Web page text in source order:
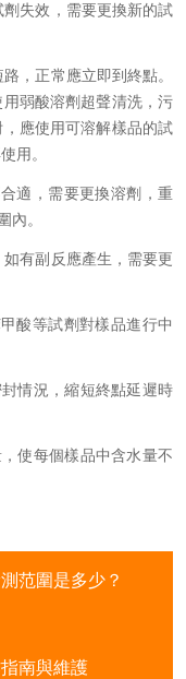
失效，需要更換新的試
，正常應立即到終點。
弱酸溶劑超聲清洗，污
應使用可溶解樣品的試
用。
適，需要更換溶劑，重
內。
有副反應產生，需要更
酸等試劑對樣品進行中
情況，縮短終點延遲時
使每個樣品中含水量不
范圍是多少？
南與維護